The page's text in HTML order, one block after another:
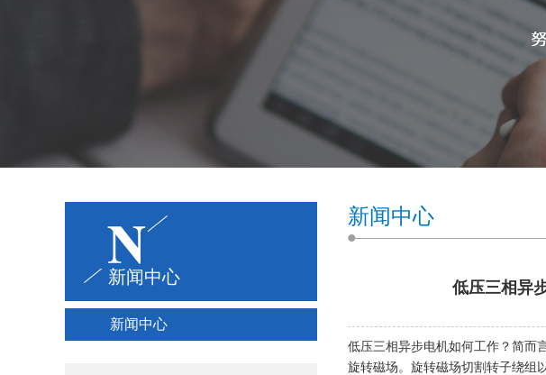
新闻中心
新闻中心
新闻中心
低压三相异
低压三相异步电机如何工作？简而
旋转磁场。旋转磁场切割转子绕组